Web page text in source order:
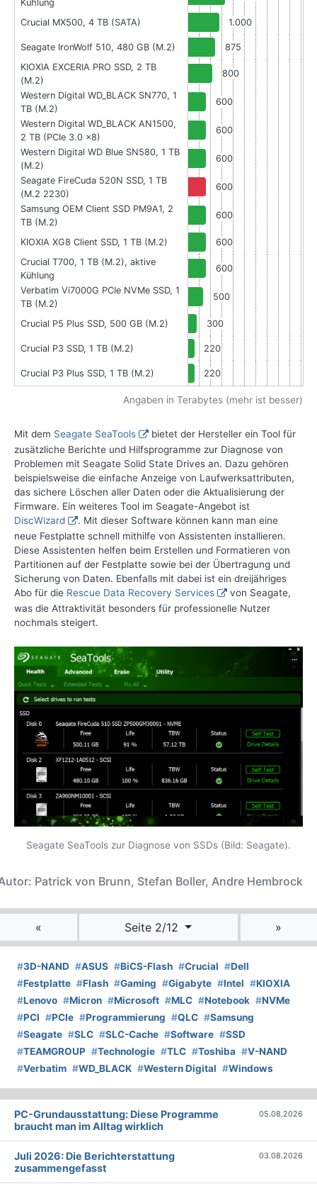
Kühlung
Crucial MX500, 4 TB (SATA) 1.000
Seagate IronWolf 510, 480 GB (M.2)
875
KIOXIA EXCERIA PRO SSD, 2 TB
(M.2)
800
Western Digital WD_BLACK SN770, 1
TB (M.2)
600
Western Digital WD_BLACK AN1500,
2 TB (PCIe 3.0 x8)
600
Western Digital WD Blue SN580, 1 TB
(M.2)
600
Seagate FireCuda 520N SSD, 1 TB
(M.2 2230)
600
Samsung OEM Client SSD PM9A1, 2
TB (M.2)
600
KIOXIA XG8 Client SSD, 1 TB (M.2)
600
Crucial T700, 1 TB (M.2), aktive
Kühlung
600
Verbatim Vi7000G PCIe NVMe SSD, 1
TB (M.2)
500
Crucial P5 Plus SSD, 500 GB (M.2) 300
Crucial P3 SSD, 1 TB (M.2) 220
Crucial P3 Plus SSD, 1 TB (M.2) 220
Angaben in Terabytes (mehr ist besser)
Mit dem Seagate SeaTools
bietet der Hersteller ein Tool für
zusätzliche Berichte und Hilfsprogramme zur Diagnose von
Problemen mit Seagate Solid State Drives an. Dazu gehören
beispielsweise die einfache Anzeige von Laufwerksattributen,
das sichere Löschen aller Daten oder die Aktualisierung der
Firmware. Ein weiteres Tool im Seagate-Angebot ist
DiscWizard
. Mit dieser Software können kann man eine
neue Festplatte schnell mithilfe von Assistenten installieren.
Diese Assistenten helfen beim Erstellen und Formatieren von
Partitionen auf der Festplatte sowie bei der Übertragung und
Sicherung von Daten. Ebenfalls mit dabei ist ein dreijähriges
Abo für die Rescue Data Recovery Services
von Seagate,
was die Attraktivität besonders für professionelle Nutzer
nochmals steigert.
Seagate SeaTools zur Diagnose von SSDs (Bild: Seagate).
Patrick von Brunn, Stefan Boller, Andre Hembrock
« Seite 2/12 »
#3D-NAND #ASUS #BiCS-Flash #Crucial #Dell
#Festplatte #Flash #Gaming #Gigabyte #Intel #KIOXIA
#Lenovo #Micron #Microsoft #MLC #Notebook #NVMe
#PCI #PCIe #Programmierung #QLC #Samsung
#Seagate #SLC #SLC-Cache #Software #SSD
#TEAMGROUP #Technologie #TLC #Toshiba #V-NAND
#Verbatim #WD_BLACK #Western Digital #Windows
PC-Grundausstattung: Diese Programme
braucht man im Alltag wirklich
05.08.2026
Juli 2026: Die Bericht­erstattung
zusammengefasst
03.08.2026